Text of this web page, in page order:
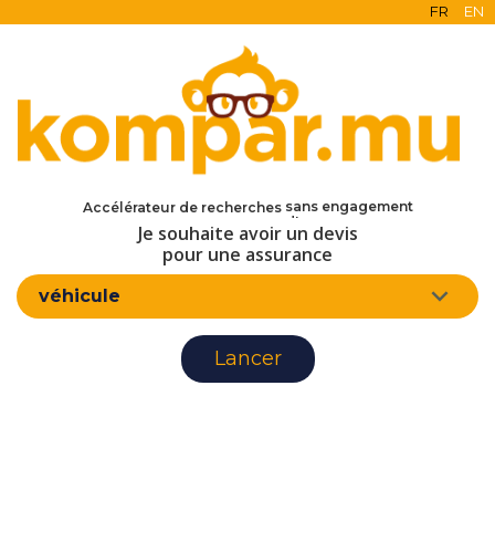
FR EN
Accélérateur de recherches
en ligne
d'assurance
Je souhaite avoir un devis
pour une assurance
véhicule
Lancer